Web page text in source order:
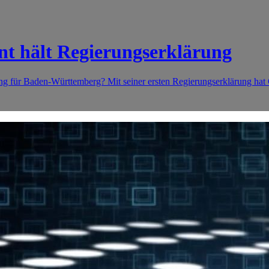
hält Regierungserklärung
für Baden-Württemberg? Mit seiner ersten Regierungserklärung